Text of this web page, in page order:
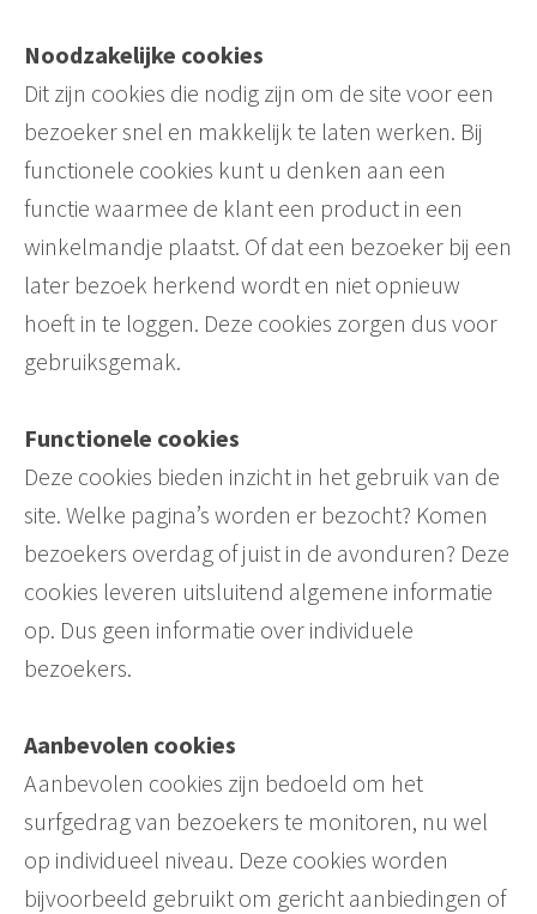
Noodzakelijke cookies
Dit zijn cookies die nodig zijn om de site voor een
bezoeker snel en makkelijk te laten werken. Bij
functionele cookies kunt u denken aan een
functie waarmee de klant een product in een
winkelmandje plaatst. Of dat een bezoeker bij een
later bezoek herkend wordt en niet opnieuw
hoeft in te loggen. Deze cookies zorgen dus voor
gebruiksgemak.
Functionele cookies
Deze cookies bieden inzicht in het gebruik van de
site. Welke pagina’s worden er bezocht? Komen
bezoekers overdag of juist in de avonduren? Deze
cookies leveren uitsluitend algemene informatie
op. Dus geen informatie over individuele
bezoekers.
Aanbevolen cookies
Aanbevolen cookies zijn bedoeld om het
surfgedrag van bezoekers te monitoren, nu wel
op individueel niveau. Deze cookies worden
bijvoorbeeld gebruikt om gericht aanbiedingen of